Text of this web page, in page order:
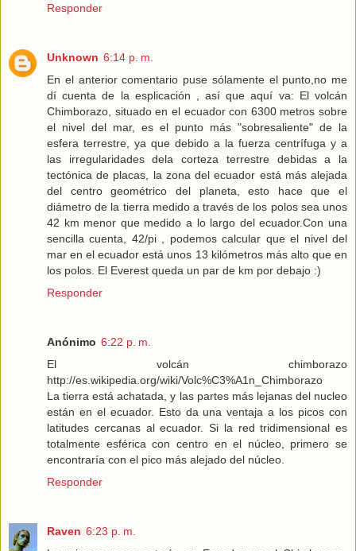
Responder
Unknown 6:14 p. m.
En el anterior comentario puse sólamente el punto,no me
dí cuenta de la esplicación , así que aquí va: El volcán
Chimborazo, situado en el ecuador con 6300 metros sobre
el nivel del mar, es el punto más "sobresaliente" de la
esfera terrestre, ya que debido a la fuerza centrífuga y a
las irregularidades dela corteza terrestre debidas a la
tectónica de placas, la zona del ecuador está más alejada
del centro geométrico del planeta, esto hace que el
diámetro de la tierra medido a través de los polos sea unos
42 km menor que medido a lo largo del ecuador.Con una
sencilla cuenta, 42/pi , podemos calcular que el nivel del
mar en el ecuador está unos 13 kilómetros más alto que en
los polos. El Everest queda un par de km por debajo :)
Responder
Anónimo 6:22 p. m.
El volcán chimborazo
http://es.wikipedia.org/wiki/Volc%C3%A1n_Chimborazo
La tierra está achatada, y las partes más lejanas del nucleo
están en el ecuador. Esto da una ventaja a los picos con
latitudes cercanas al ecuador. Si la red tridimensional es
totalmente esférica con centro en el núcleo, primero se
encontraría con el pico más alejado del núcleo.
Responder
Raven 6:23 p. m.